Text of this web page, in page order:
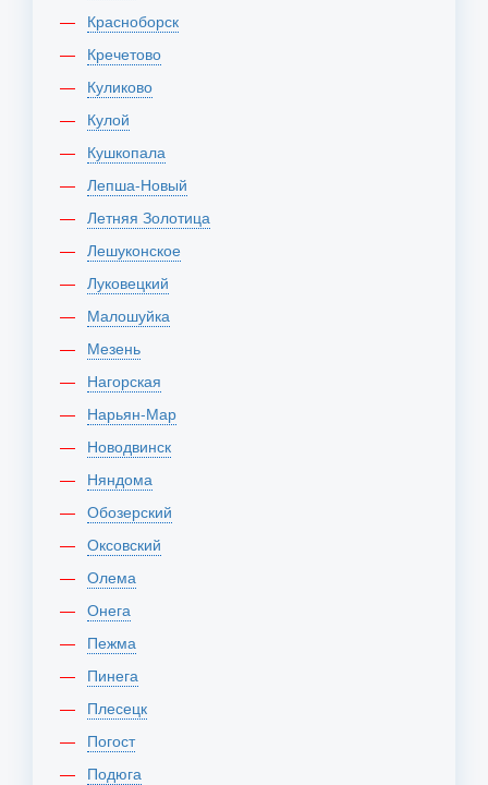
Красноборск
Кречетово
Куликово
Кулой
Кушкопала
Лепша-Новый
Летняя Золотица
Лешуконское
Луковецкий
Малошуйка
Мезень
Нагорская
Нарьян-Мар
Новодвинск
Няндома
Обозерский
Оксовский
Олема
Онега
Пежма
Пинега
Плесецк
Погост
Подюга